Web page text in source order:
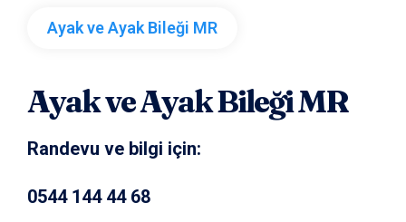
Ayak ve Ayak Bileği MR
Ayak ve Ayak Bileği MR
Randevu ve bilgi için:
0544 144 44 68